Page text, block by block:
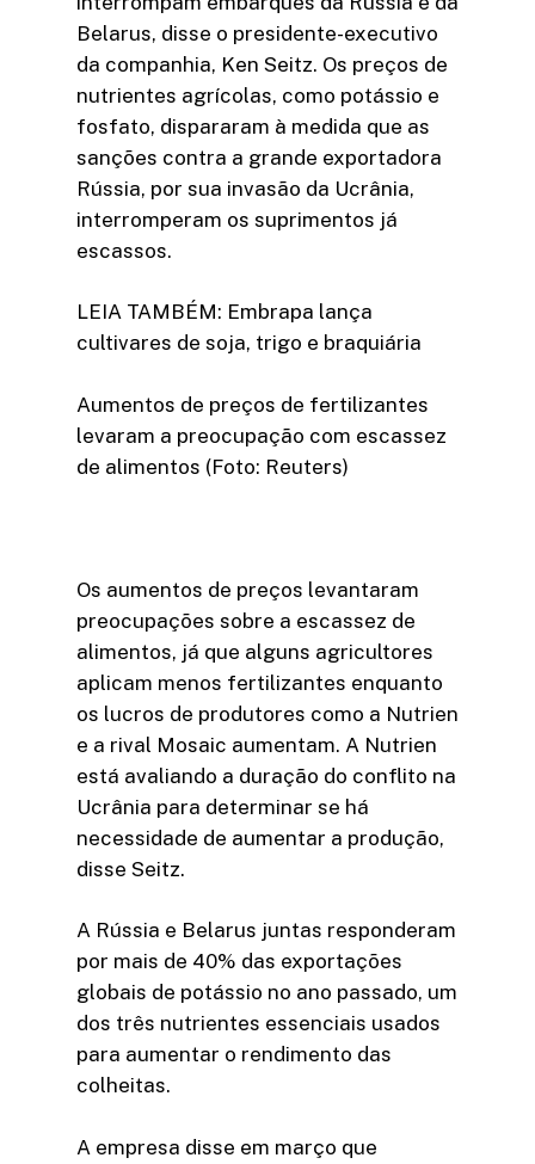
Belarus, disse o presidente-executivo
da companhia, Ken Seitz. Os preços de
nutrientes agrícolas, como potássio e
fosfato, dispararam à medida que as
sanções contra a grande exportadora
Rússia, por sua invasão da Ucrânia,
interromperam os suprimentos já
escassos.
LEIA TAMBÉM: Embrapa lança
cultivares de soja, trigo e braquiária
Aumentos de preços de fertilizantes
levaram a preocupação com escassez
de alimentos (Foto: Reuters)
Os aumentos de preços levantaram
preocupações sobre a escassez de
alimentos, já que alguns agricultores
aplicam menos fertilizantes enquanto
os lucros de produtores como a Nutrien
e a rival Mosaic aumentam. A Nutrien
está avaliando a duração do conflito na
Ucrânia para determinar se há
necessidade de aumentar a produção,
disse Seitz.
A Rússia e Belarus juntas responderam
por mais de 40% das exportações
globais de potássio no ano passado, um
dos três nutrientes essenciais usados
para aumentar o rendimento das
colheitas.
A empresa disse em março que